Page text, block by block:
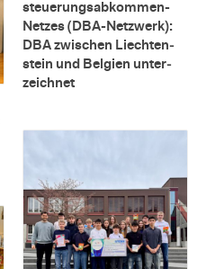
steue­rungs­ab­kom­men-
Net­zes (DBA-Netz­werk):
DBA zwi­schen Liech­ten­
stein und Bel­gi­en un­ter­
zeich­net